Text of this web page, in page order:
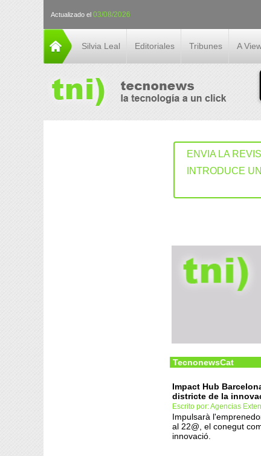
Actualizado el 03/08/2026
Silvia Leal Editoriales Tribunes A
ENVIA LA
INTRODUCE
TecnonewsCat
Impact Hub
districte de la
Escrito por: Agencias
Impulsarà
al 22@, el conegut
innovació.